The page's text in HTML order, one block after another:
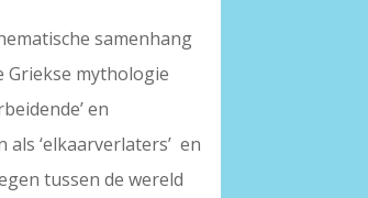
samenhang
Griekse mythologie
en
‘elkaarverlaters’ en
tussen de wereld